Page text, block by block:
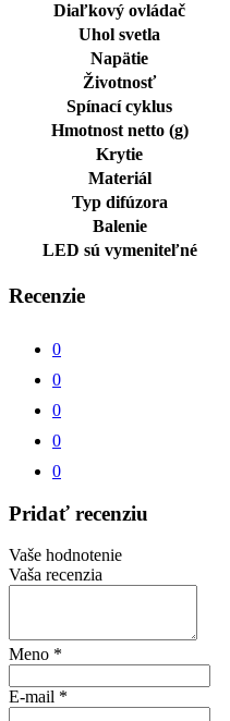
Diaľkový ovládač
Uhol svetla
Napätie
Životnosť
Spínací cyklus
Hmotnost netto (g)
Krytie
Materiál
Typ difúzora
Balenie
LED sú vymeniteľné
Recenzie
0
0
0
0
0
Pridať recenziu
Vaše hodnotenie
Vaša recenzia
Meno *
E-mail *